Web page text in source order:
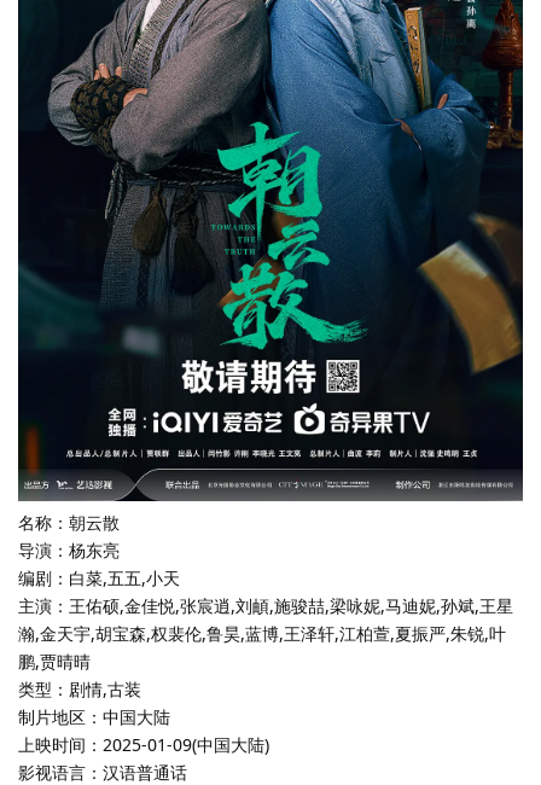
名称：朝云散
导演：杨东亮
编剧：白菜,五五,小天
主演：王佑硕,金佳悦,张宸逍,刘頔,施骏喆,梁咏妮,马迪妮,孙斌,王星
瀚,金天宇,胡宝森,权裴伦,鲁昊,蓝博,王泽轩,江柏萱,夏振严,朱锐,叶
鹏,贾晴晴
类型：剧情,古装
制片地区：中国大陆
上映时间：2025-01-09(中国大陆)
影视语言：汉语普通话